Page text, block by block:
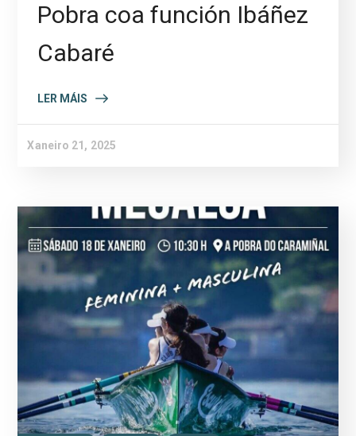
Pobra coa función Ibáñez
Cabaré
LER MÁIS
Xaneiro 21, 2025